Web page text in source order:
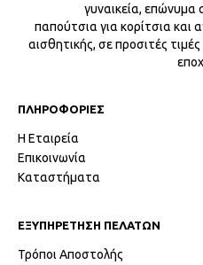
γυναικεία, επώνυμα
παπούτσια για κορίτσια και
αισθητικής, σε προσιτές
ΠΛΗΡΟΦΟΡΙΕΣ
Η Εταιρεία
Επικοινωνία
Καταστήματα
ΕΞΥΠΗΡΕΤΗΣΗ ΠΕΛΑΤΩΝ
Τρόποι Αποστολής